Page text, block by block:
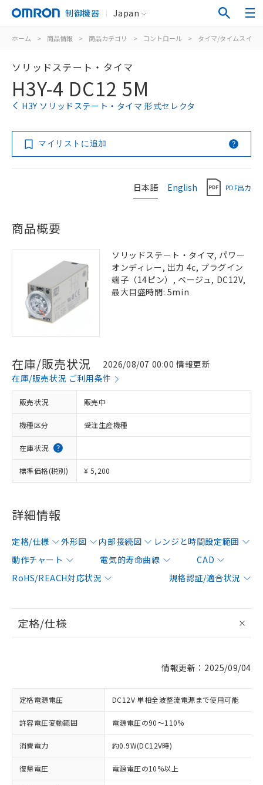
制御機器 Japan
ホーム > 商品情報 > 商品カテゴリ > コントロール > タイマ/タイムスイッ
ソリッドステート・タイマ
H3Y-4 DC12 5M
H3Y ソリッドステート・タイマ 形式セレクタ
マイリストに追加
日本語 English PDF出力
商品概要
ソリッドステート・タイマ, パワー
オンディレー, 出力 4c, プラグイン
端子（14ピン）, ベージュ, DC12V,
最大目盛時間: 5min
在庫/販売状況
2026/08/07 00:00 情報更新
在庫/販売状況 ご利用条件
販売状況 販売中
機種区分 受注生産機種
在庫状況
標準価格(税別) ¥ 5,200
詳細情報
定格/仕様 外形図 内部接続図
レンジと時間設定範囲
動作チャート
電気的寿命曲線
CAD
RoHS/REACH対応状況
規格認証/適合状況
定格/仕様
情報更新：2025/09/04
定格電源電圧 DC12V 単相全波整流電源まで使用可能
許容電圧変動範囲 電源電圧の90～110%
消費電力 約0.9W(DC12V時)
復帰電圧 電源電圧の10%以上